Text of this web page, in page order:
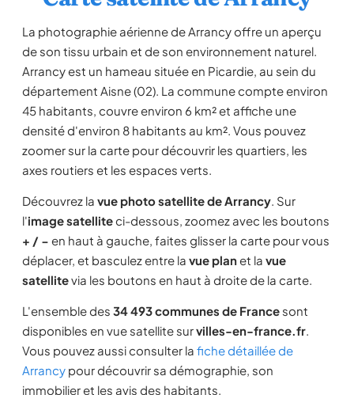
La photographie aérienne de Arrancy offre un aperçu
de son tissu urbain et de son environnement naturel.
Arrancy est un hameau située en Picardie, au sein du
département Aisne (02). La commune compte environ
45 habitants, couvre environ 6 km² et affiche une
densité d'environ 8 habitants au km². Vous pouvez
zoomer sur la carte pour découvrir les quartiers, les
axes routiers et les espaces verts.
Découvrez la vue photo satellite de Arrancy. Sur
l'image satelliteci-dessous, zoomez avec les boutons
+ / − en haut à gauche, faites glisser la carte pour vous
déplacer, et basculez entre la vue planet la vue
satellitevia les boutons en haut à droite de la carte.
L'ensemble des 34 493 communes de France sont
disponibles en vue satellite survilles-en-france.fr.
Vous pouvez aussi consulter la fiche détaillée de
Arrancy pour découvrir sa démographie, son
immobilier et les avis des habitants.